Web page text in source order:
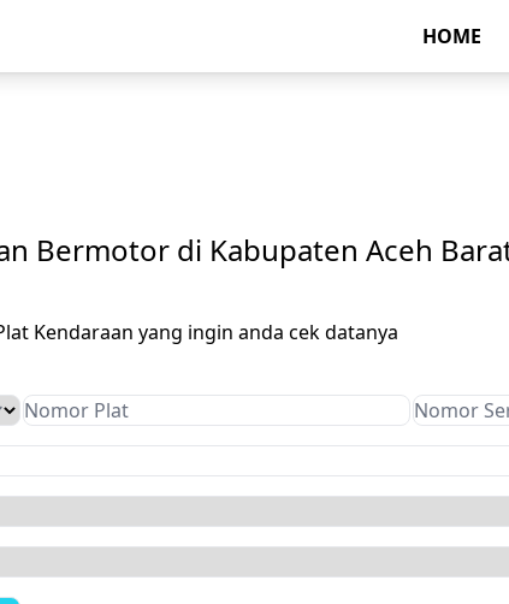
HOME
Bermotor di Kabupaten Aceh
Kendaraan yang ingin anda cek datanya